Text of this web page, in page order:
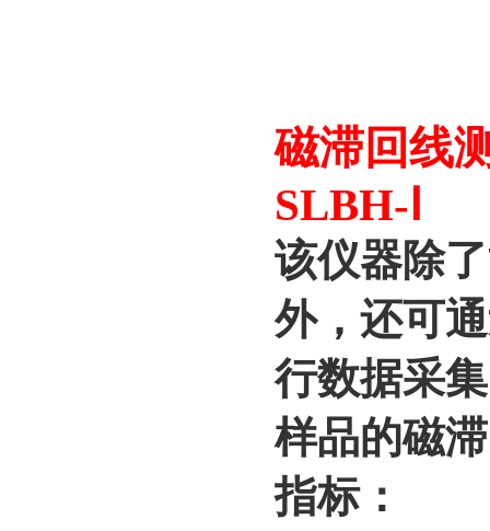
磁滞回线
SLBH-Ⅰ
该仪器除
外，还可
行数据采
样品的磁
指标：